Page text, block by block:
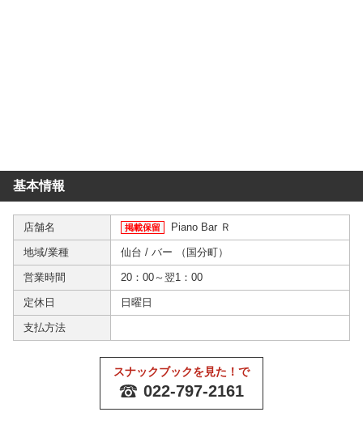
基本情報
店舗名 掲載保留 Piano Bar Ｒ
地域/業種 仙台 / バー （ 国分町）
営業時間 20：00～翌1：00
定休日 日曜日
支払方法
スナックブックを見た！で
022-797-2161